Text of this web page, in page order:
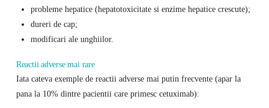
probleme hepatice (hepatotoxicitate si enzime hepatice crescute);
dureri de cap;
modificari ale unghiilor.
Reactii adverse mai rare
Iata cateva exemple de reactii adverse mai putin frecvente (apar la
pana la 10% dintre pacientii care primesc cetuximab):